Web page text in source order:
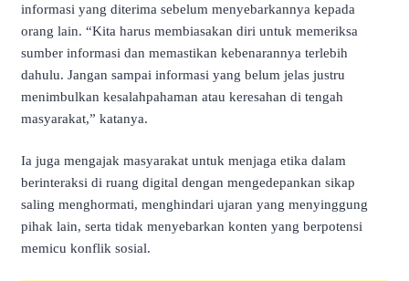
informasi yang diterima sebelum menyebarkannya kepada
orang lain. “Kita harus membiasakan diri untuk memeriksa
sumber informasi dan memastikan kebenarannya terlebih
dahulu. Jangan sampai informasi yang belum jelas justru
menimbulkan kesalahpahaman atau keresahan di tengah
masyarakat,” katanya.
Ia juga mengajak masyarakat untuk menjaga etika dalam
berinteraksi di ruang digital dengan mengedepankan sikap
saling menghormati, menghindari ujaran yang menyinggung
pihak lain, serta tidak menyebarkan konten yang berpotensi
memicu konflik sosial.